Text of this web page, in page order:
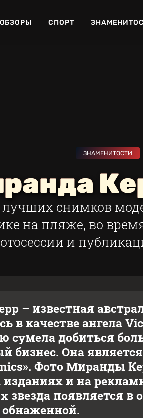
ОБЗОРЫ СПОРТ
ЗНАМЕНИТОСТИ
лучших снимков
на пляже, во
и
– известная
в качестве ангела
сумела добиться
бизнес. Она
Фото Миранды
и на
звезда появляется